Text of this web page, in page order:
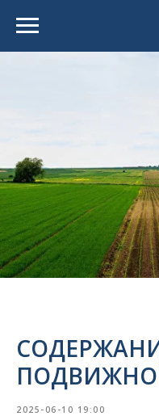
2025-06-10 19:00